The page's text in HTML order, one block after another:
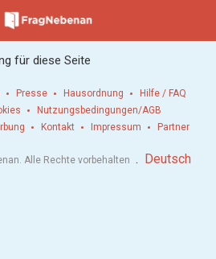
für diese Seite
Presse Hausordnung
Hilfe / FAQ
Nutzungsbedingungen/AGB
Kontakt Impressum Partner
Alle Rechte vorbehalten . Deutsch